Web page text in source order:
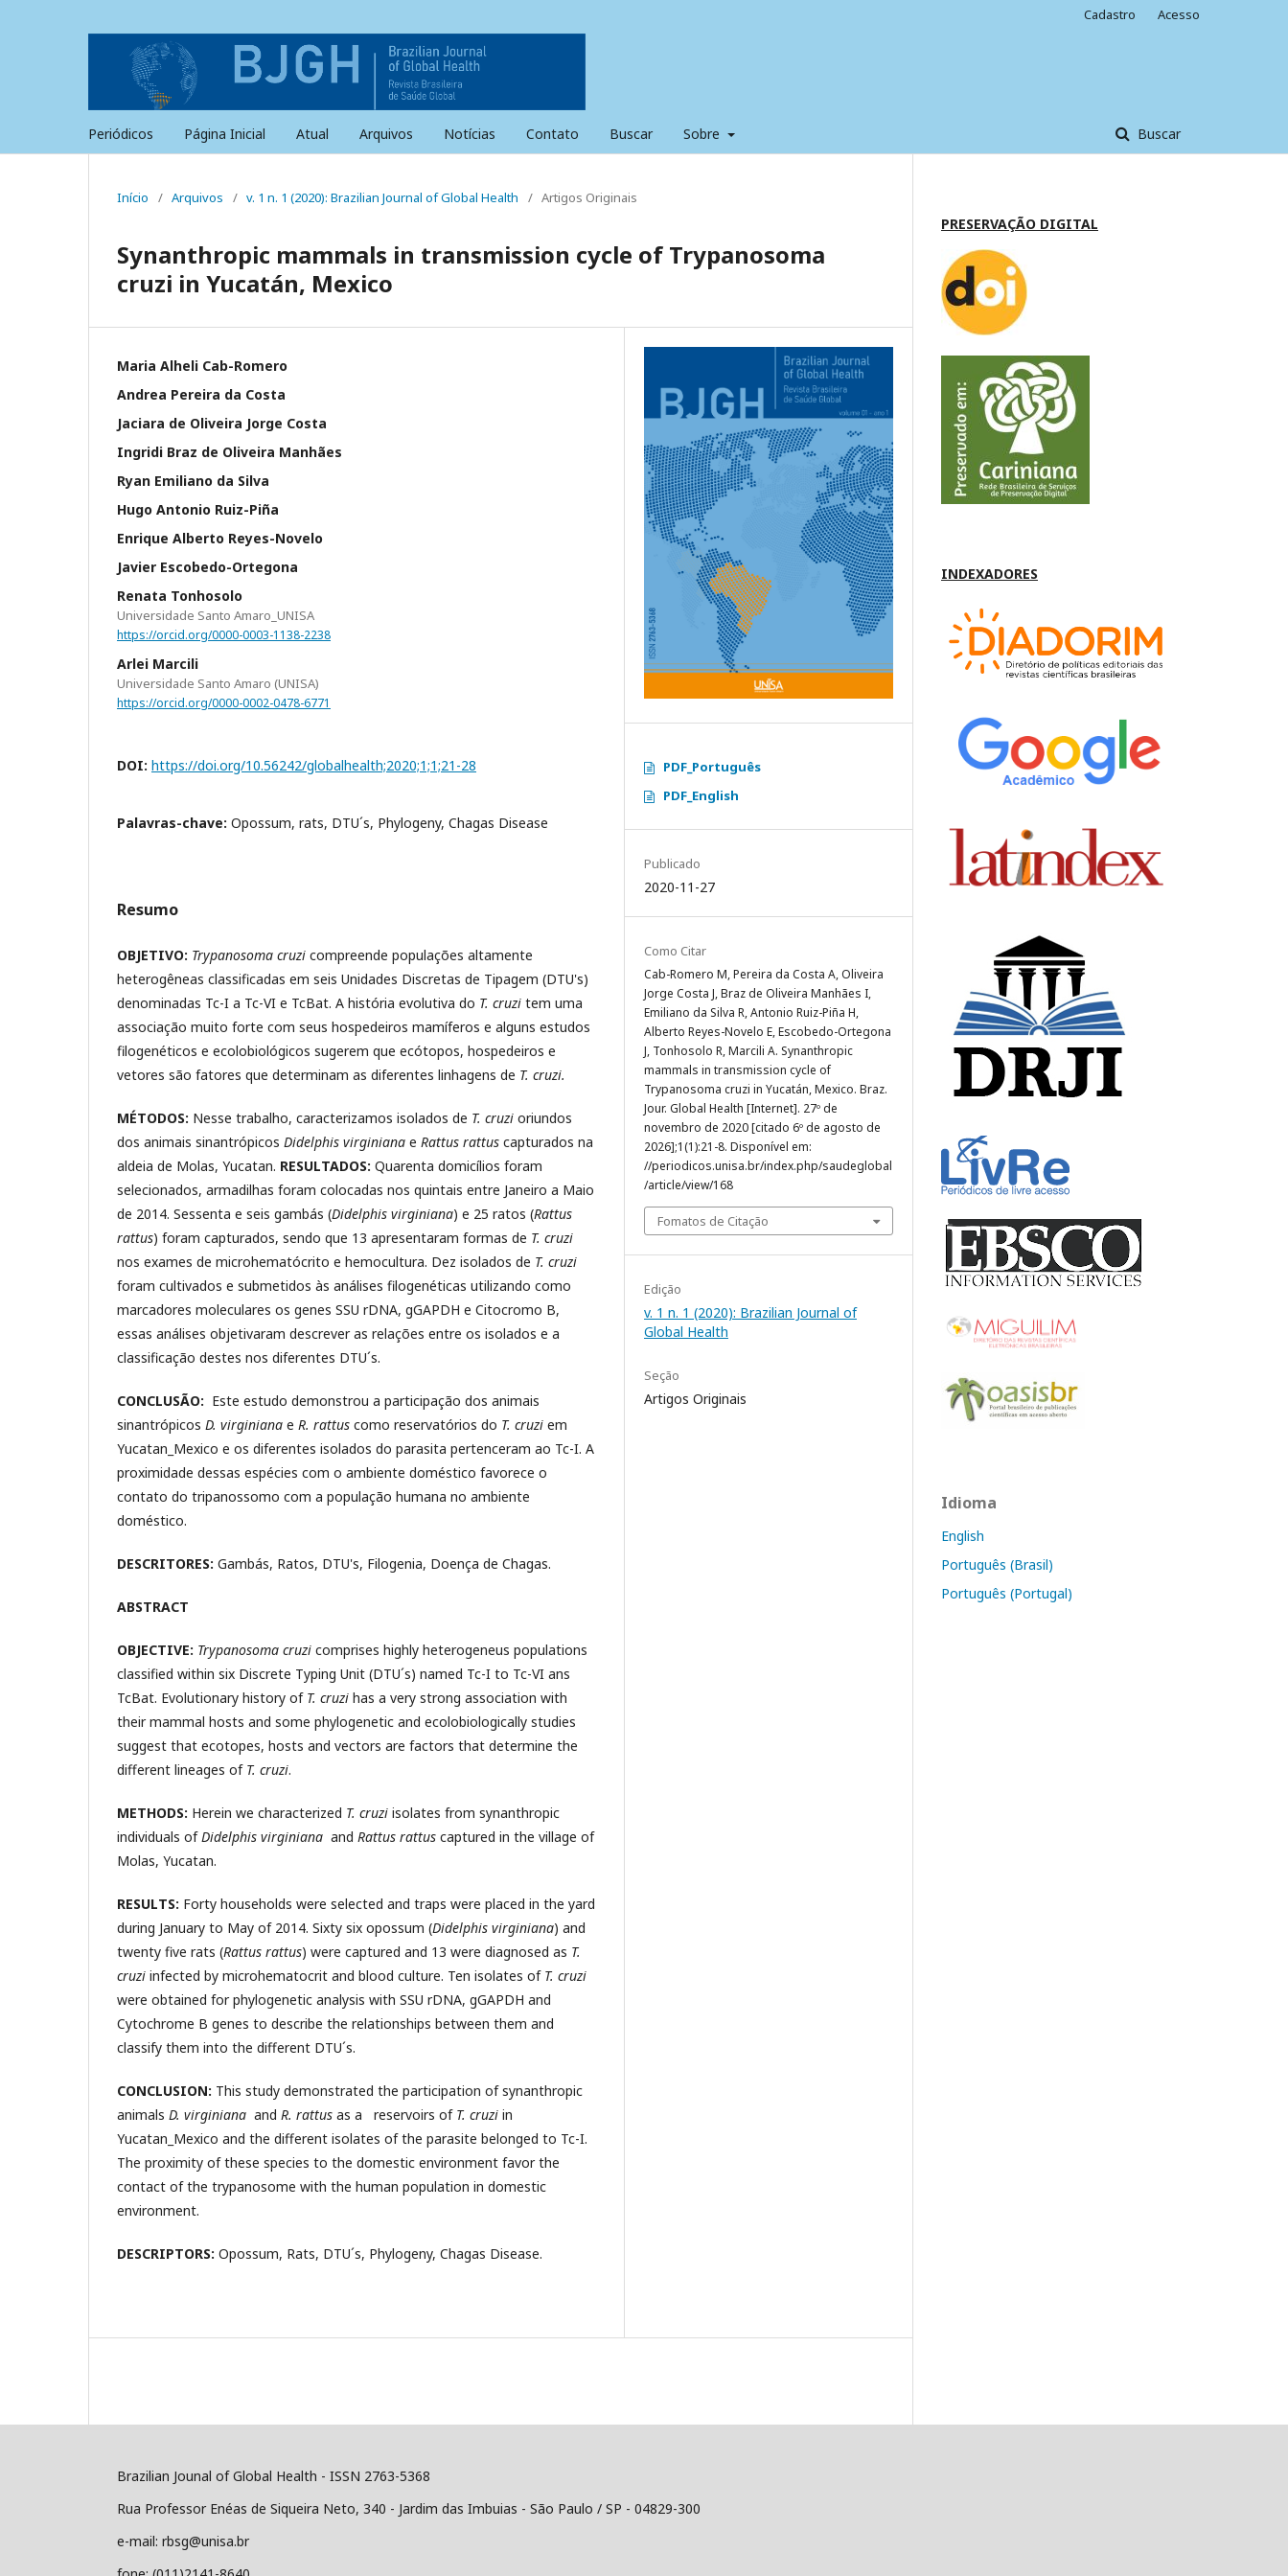
Periódicos Página Inicial Atual Arquivos Notícias Contato Buscar Sobre Buscar
Cadastro Acesso
Início / Arquivos / v. 1 n. 1 (2020): Brazilian Journal of Global Health / Artigos Originais
Synanthropic mammals in transmission cycle of Trypanosoma
cruzi in Yucatán, Mexico
Maria Alheli Cab-Romero
Andrea Pereira da Costa
Jaciara de Oliveira Jorge Costa
Ingridi Braz de Oliveira Manhães
Ryan Emiliano da Silva
Hugo Antonio Ruiz-Piña
Enrique Alberto Reyes-Novelo
Javier Escobedo-Ortegona
Renata Tonhosolo
Universidade Santo Amaro_UNISA
https://orcid.org/0000-0003-1138-2238
Arlei Marcili
Universidade Santo Amaro (UNISA)
https://orcid.org/0000-0002-0478-6771
DOI: https://doi.org/10.56242/globalhealth;2020;1;1;21-28
Palavras-chave: Opossum, rats, DTU´s, Phylogeny, Chagas Disease
Resumo
OBJETIVO: Trypanosoma cruzi compreende populações altamente
heterogêneas classificadas em seis Unidades Discretas de Tipagem (DTU's)
denominadas Tc-I a Tc-VI e TcBat. A história evolutiva do T. cruzi tem uma
associação muito forte com seus hospedeiros mamíferos e alguns estudos
filogenéticos e ecolobiológicos sugerem que ecótopos, hospedeiros e
vetores são fatores que determinam as diferentes linhagens de T. cruzi.
MÉTODOS: Nesse trabalho, caracterizamos isolados de T. cruzi oriundos
dos animais sinantrópicos Didelphis virginiana e Rattus rattus capturados na
aldeia de Molas, Yucatan. RESULTADOS: Quarenta domicílios foram
selecionados, armadilhas foram colocadas nos quintais entre Janeiro a Maio
de 2014. Sessenta e seis gambás (Didelphis virginiana) e 25 ratos (Rattus
rattus) foram capturados, sendo que 13 apresentaram formas de T. cruzi
nos exames de microhematócrito e hemocultura. Dez isolados de T. cruzi
foram cultivados e submetidos às análises filogenéticas utilizando como
marcadores moleculares os genes SSU rDNA, gGAPDH e Citocromo B,
essas análises objetivaram descrever as relações entre os isolados e a
classificação destes nos diferentes DTU´s.
CONCLUSÃO: Este estudo demonstrou a participação dos animais
sinantrópicos D. virginiana e R. rattus como reservatórios do T. cruzi em
Yucatan_Mexico e os diferentes isolados do parasita pertenceram ao Tc-I. A
proximidade dessas espécies com o ambiente doméstico favorece o
contato do tripanossomo com a população humana no ambiente
doméstico.
DESCRITORES: Gambás, Ratos, DTU's, Filogenia, Doença de Chagas.
ABSTRACT
OBJECTIVE: Trypanosoma cruzi comprises highly heterogeneus populations
classified within six Discrete Typing Unit (DTU´s) named Tc-I to Tc-VI ans
TcBat. Evolutionary history of T. cruzi has a very strong association with
their mammal hosts and some phylogenetic and ecolobiologically studies
suggest that ecotopes, hosts and vectors are factors that determine the
different lineages of T. cruzi.
METHODS: Herein we characterized T. cruzi isolates from synanthropic
individuals ofDidelphis virginiana and Rattus rattus captured in the village of
Molas, Yucatan.
RESULTS: Forty households were selected and traps were placed in the yard
during January to May of 2014. Sixty six opossum (Didelphis virginiana) and
twenty five rats (Rattus rattus) were captured and 13 were diagnosed as T.
cruzi infected by microhematocrit and blood culture. Ten isolates of T. cruzi
were obtained for phylogenetic analysis with SSU rDNA, gGAPDH and
Cytochrome B genes to describe the relationships between them and
classify them into the different DTU´s.
CONCLUSION: This study demonstrated the participation of synanthropic
animals D. virginiana and R. rattus as a reservoirs of T. cruzi in
Yucatan_Mexico and the different isolates of the parasite belonged to Tc-I.
The proximity of these species to the domestic environment favor the
contact of the trypanosome with the human population in domestic
environment.
DESCRIPTORS: Opossum, Rats, DTU´s, Phylogeny, Chagas Disease.
PDF_Português
PDF_English
Publicado
2020-11-27
Como Citar
Cab-Romero M, Pereira da Costa A, Oliveira
Jorge Costa J, Braz de Oliveira Manhães I,
Emiliano da Silva R, Antonio Ruiz-Piña H,
Alberto Reyes-Novelo E, Escobedo-Ortegona
J, Tonhosolo R, Marcili A. Synanthropic
mammals in transmission cycle of
Trypanosoma cruzi in Yucatán, Mexico. Braz.
Jour. Global Health [Internet]. 27º de
novembro de 2020 [citado 6º de agosto de
2026];1(1):21-8. Disponível em:
//periodicos.unisa.br/index.php/saudeglobal
/article/view/168
Fomatos de Citação
Edição
v. 1 n. 1 (2020): Brazilian Journal of
Global Health
Seção
Artigos Originais
PRESERVAÇÃO DIGITAL
INDEXADORES
Idioma
English
Português (Brasil)
Português (Portugal)
Brazilian Jounal of Global Health - ISSN 2763-5368
Rua Professor Enéas de Siqueira Neto, 340 - Jardim das Imbuias - São Paulo / SP - 04829-300
e-mail: rbsg@unisa.br